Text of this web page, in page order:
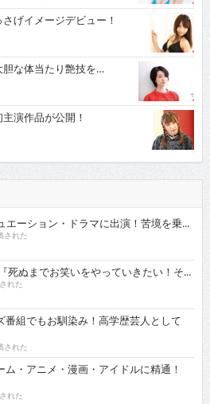
げイメージデビュー！
な体当たり艶技を…
演作品が公開！
ーション・ドラマに出演！苦境を乗...
された
死ぬまでお笑いをやっていきたい！そ...
れた
組でもお馴染み！高学歴芸人として
された
・アニメ・漫画・アイドルに精通！
れた